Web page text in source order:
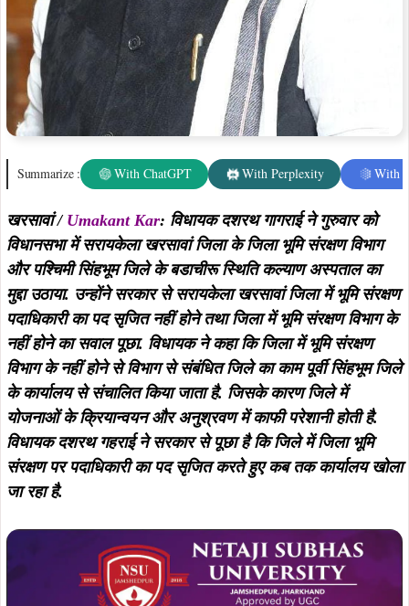
Summarize : With ChatGPT With Perplexity With
विधानसभा में सरायकेला खरसावां जिला के जिला भूमि संरक्षण विभाग
और पश्चिमी सिंहभूम जिले के बडाचीरू स्थिति कल्याण अस्पताल का
मुद्दा उठाया. उन्होंने सरकार से सरायकेला खरसावां जिला में भूमि संरक्षण